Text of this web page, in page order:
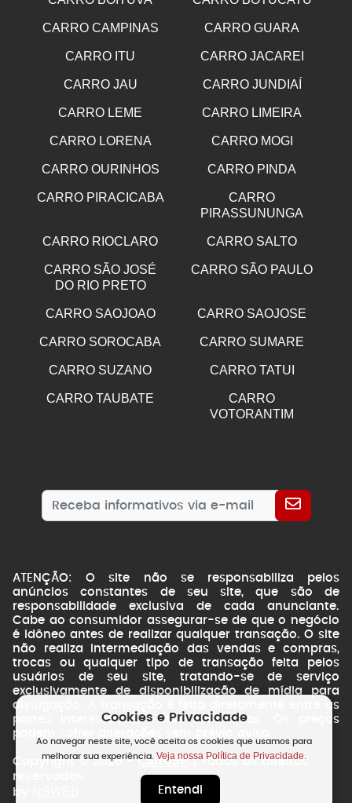
CARRO CAMPINAS CARRO GUARA
CARRO ITU CARRO JACAREI
CARRO JAU CARRO JUNDIAÍ
CARRO LEME CARRO LIMEIRA
CARRO LORENA CARRO MOGI
CARRO OURINHOS CARRO PINDA
CARRO PIRACICABA
CARRO
PIRASSUNUNGA
CARRO RIOCLARO CARRO SALTO
CARRO SÃO JOSÉ
DO RIO PRETO
CARRO SÃO PAULO
CARRO SAOJOAO CARRO SAOJOSE
CARRO SOROCABA CARRO SUMARE
CARRO SUZANO CARRO TATUI
CARRO TAUBATE
CARRO
VOTORANTIM
ATENÇÃO: O site não se responsabiliza pelos
anúncios constantes de seu site, que são de
responsabilidade exclusiva de cada anunciante.
Cabe ao consumidor assegurar-se de que o negócio
é idôneo antes de realizar qualquer transação. O site
não realiza intermediação das vendas e compras,
trocas ou qualquer tipo de transação feita pelos
usuários de seu site, tratando-se de serviço
exclusivamente de disponibilização de mídia para
divulgação. A transação é feita diretamente entre as
partes interessadas. Fotos ilustrativas. Os preços
podem sofrer alterações sem prévio aviso.
Copyright © 2026 -CarroSP| Todos os direitos
reservados.
by
Cookies e Privacidade
Ao navegar neste site, você aceita os cookies que usamos para
melhorar sua experiência.Veja nossa Política de Privacidade.
Entendi